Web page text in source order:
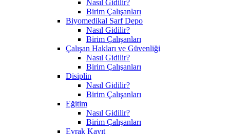
Nasıl Gidilir?
Birim Çalışanları
Biyomedikal Sarf Depo
Nasıl Gidilir?
Birim Çalışanları
Çalışan Hakları ve Güvenliği
Nasıl Gidilir?
Birim Çalışanları
Disiplin
Nasıl Gidilir?
Birim Çalışanları
Eğitim
Nasıl Gidilir?
Birim Çalışanları
Evrak Kayıt